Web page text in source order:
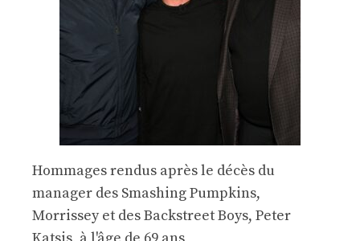
Hommages rendus après le décès du
manager des Smashing Pumpkins,
Morrissey et des Backstreet Boys, Peter